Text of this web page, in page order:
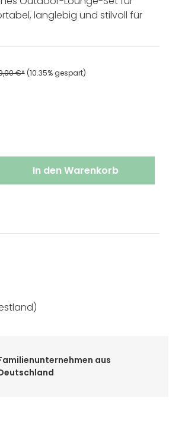
langlebig und stilvoll für
€* (10.35% gespart)
gewünschten
In den Warenkorb
aus